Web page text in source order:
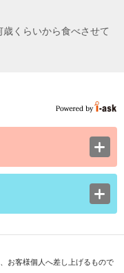
歳くらいから食べさせて
お客様個人へ差し上げるもので